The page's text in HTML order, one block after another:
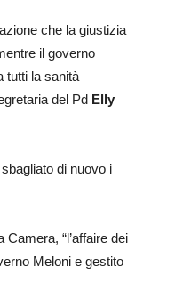
che la giustizia
il governo
tutti la sanità
del Pd Elly
di nuovo i
“l’affaire dei
Meloni e gestito